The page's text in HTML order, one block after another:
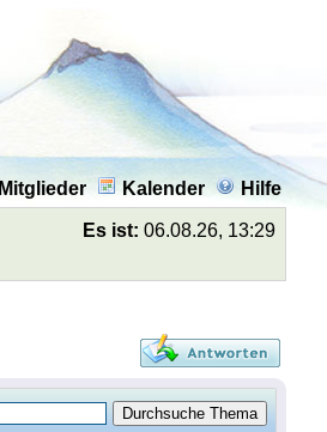
Mitglieder Kalender Hilfe
Es ist: 06.08.26, 13:29